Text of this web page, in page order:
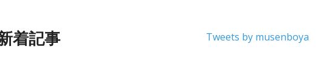
Tweets by musenboya